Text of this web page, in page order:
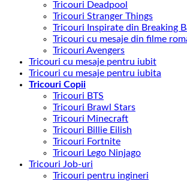
Tricouri Deadpool
Tricouri Stranger Things
Tricouri Inspirate din Breaking
Tricouri cu mesaje din filme
Tricouri Avengers
Tricouri cu mesaje pentru iubit
Tricouri cu mesaje pentru iubita
Tricouri Copii
Tricouri BTS
Tricouri Brawl Stars
Tricouri Minecraft
Tricouri Billie Eilish
Tricouri Fortnite
Tricouri Lego Ninjago
Tricouri Job-uri
Tricouri pentru ingineri